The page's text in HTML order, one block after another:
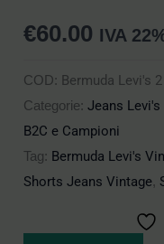
€60.00 IVA
COD: Bermuda Levi's 2
Categorie:Jeans
B2C e Campioni
Tag: Bermuda Levi's
Shorts Jeans Vintage,